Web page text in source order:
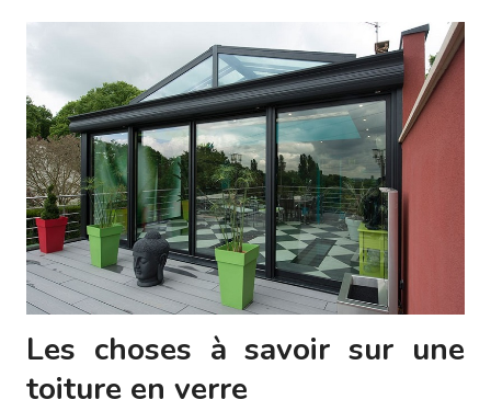
Les choses à savoir sur une
toiture en verre